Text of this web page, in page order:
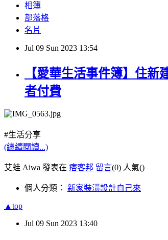
相簿
部落格
名片
Jul 09 Sun 2023 13:54
【愛華生活事件簿】住
者付費
#生活分享
(繼續閱讀...)
艾蛙 Aiwa 發表在 痞客邦 留言(0) 人氣()
個人分類： 新家裝潢設計自己來
▲top
Jul 09 Sun 2023 13:40